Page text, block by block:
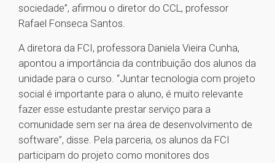
sociedade”, afirmou o diretor do CCL, professor
Rafael Fonseca Santos.
A diretora da FCI, professora Daniela Vieira Cunha,
apontou a importância da contribuição dos alunos da
unidade para o curso. “Juntar tecnologia com projeto
social é importante para o aluno, é muito relevante
fazer esse estudante prestar serviço para a
comunidade sem ser na área de desenvolvimento de
software”, disse. Pela parceria, os alunos da FCI
participam do projeto como monitores dos